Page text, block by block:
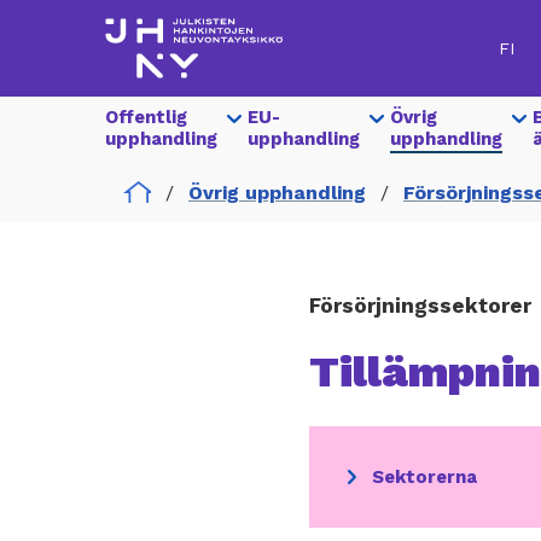
huvudinnehåll
FI
Hankinnat
Show
submenu
Offentlig
upphandling
Show
submenu
EU-
upphandling
Show
submenu
for
Övrig
upphandling
Home Övrig upphandling
Försörjningssektorer
Section
Sektorerna